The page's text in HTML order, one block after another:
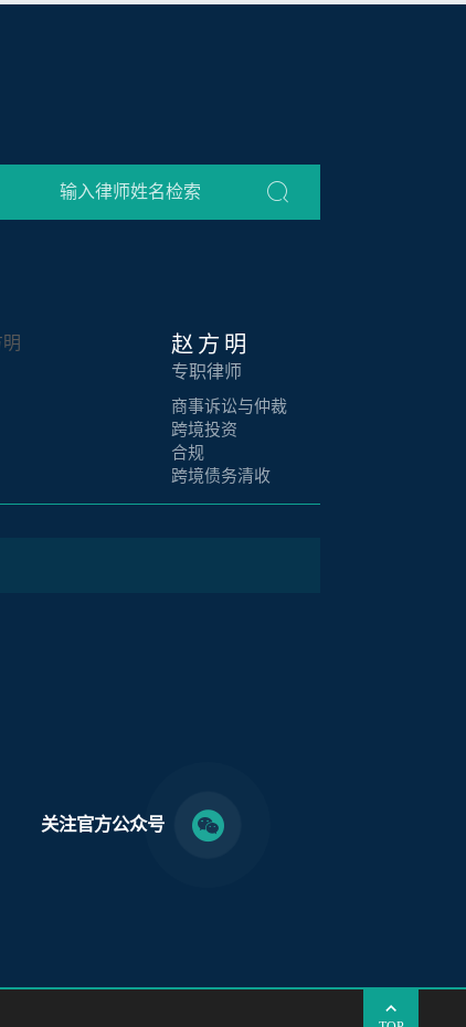
赵方明
专职律师
商事诉讼与仲裁
跨境投资
合规
跨境债务清收
关注官方公众号